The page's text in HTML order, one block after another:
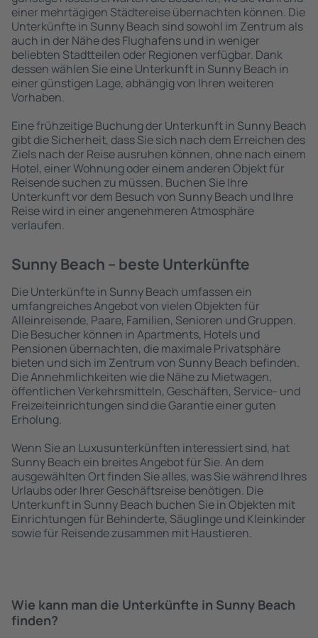
einer mehrtägigen Städtereise übernachten können. Die
Unterkünfte in Sunny Beach sind sowohl im Zentrum als
auch in der Nähe des Flughafens und in weniger
beliebten Stadtteilen oder Regionen verfügbar. Dank
dessen wählen Sie eine Unterkunft in Sunny Beach in
einer günstigen Lage, abhängig von Ihren weiteren
Vorhaben.
Eine frühzeitige Buchung der Unterkunft in Sunny Beach
gibt die Sicherheit, dass Sie sich nach dem Erreichen des
Ziels nach der Reise ausruhen können, ohne nach einem
Hotel, einer Wohnung oder einem anderen Objekt für
Reisende suchen zu müssen. Buchen Sie Ihre
Unterkunft vor dem Besuch von Sunny Beach und Ihre
Reise wird in einer angenehmeren Atmosphäre
verlaufen.
Sunny Beach – beste Unterkünfte
Die Unterkünfte in Sunny Beach umfassen ein
umfangreiches Angebot von vielen Objekten für
Alleinreisende, Paare, Familien, Senioren und Gruppen.
Die Besucher können in Apartments, Hotels und
Pensionen übernachten, die maximale Privatsphäre
bieten und sich im Zentrum von Sunny Beach befinden.
Die Annehmlichkeiten wie die Nähe zu Mietwagen,
öffentlichen Verkehrsmitteln, Geschäften, Service- und
Freizeiteinrichtungen sind die Garantie einer guten
Erholung.
Wenn Sie an Luxusunterkünften interessiert sind, hat
Sunny Beach ein breites Angebot für Sie. An dem
ausgewählten Ort finden Sie alles, was Sie während Ihres
Urlaubs oder Ihrer Geschäftsreise benötigen. Die
Unterkunft in Sunny Beach buchen Sie in Objekten mit
Einrichtungen für Behinderte, Säuglinge und Kleinkinder
sowie für Reisende zusammen mit Haustieren.
Wie kann man die Unterkünfte in Sunny Beach
finden?